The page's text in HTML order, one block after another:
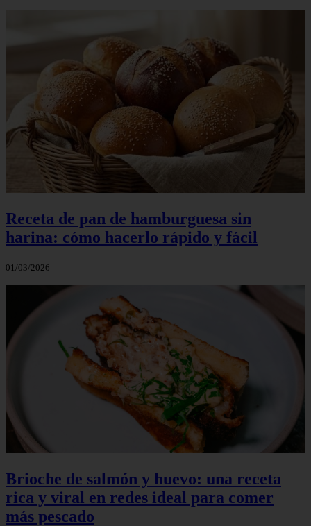
Receta de pan de hamburguesa sin
harina: cómo hacerlo rápido y fácil
01/03/2026
Brioche de salmón y huevo: una receta
rica y viral en redes ideal para comer
más pescado